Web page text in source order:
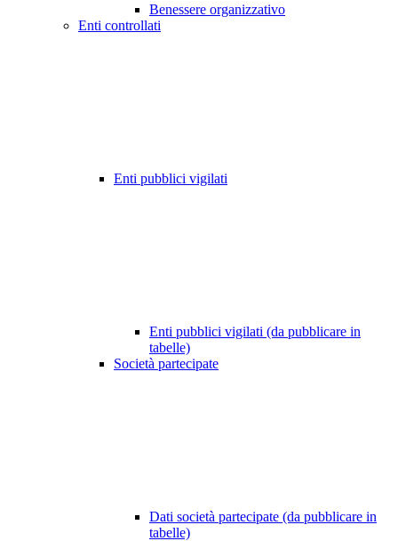
Benessere organizzativo
Enti controllati
Enti pubblici vigilati
Enti pubblici vigilati (da pubblicare in
tabelle)
Società partecipate
Dati società partecipate (da pubblicare in
tabelle)